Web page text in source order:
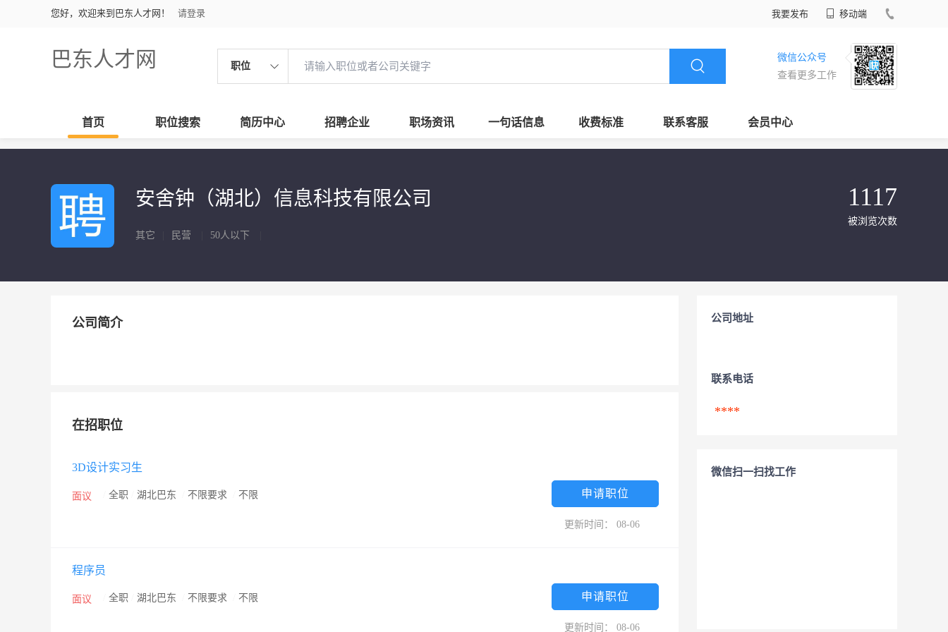
您好，欢迎来到巴东人才网！ 请登录 我要发布 移动端
巴东人才网 职位
微信公众号
查看更多工作
首页 职位搜索 简历中心 招聘企业 职场资讯 一句话信息 收费标准 联系客服 会员中心
安舍钟（湖北）信息科技有限公司
其它 民营 50人以下
1117
被浏览次数
公司简介
在招职位
3D设计实习生
面议 全职 湖北巴东 不限要求 不限 申请职位
更新时间： 08-06
程序员
面议 全职 湖北巴东 不限要求 不限 申请职位
更新时间： 08-06
公司地址
联系电话
****
微信扫一扫找工作